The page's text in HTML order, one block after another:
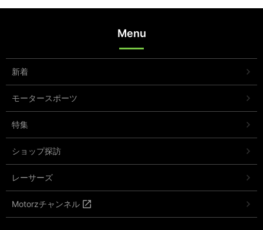
Menu
新着
モータースポーツ
特集
ショップ探訪
レーサーズ
Motorzチャンネル